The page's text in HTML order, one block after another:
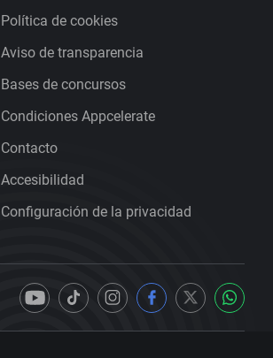
Política de cookies
Aviso de transparencia
Bases de concursos
Condiciones Appcelerate
Contacto
Accesibilidad
Configuración de la privacidad